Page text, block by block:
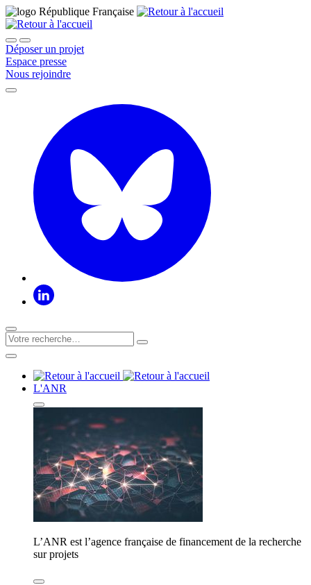
Déposer un projet
Espace presse
Nous rejoindre
L'ANR
L’ANR est l’agence française de financement de la recherche
sur projets